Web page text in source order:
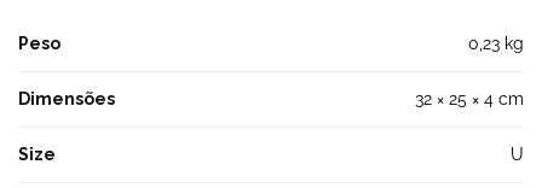
Peso 0,23 kg
Dimensões 32 × 25 × 4 cm
Size U